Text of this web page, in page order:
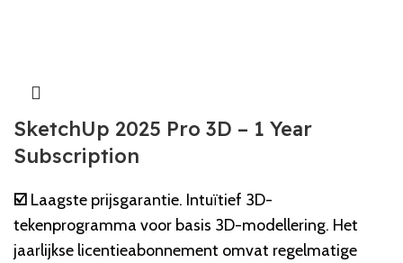
SketchUp 2025 Pro 3D – 1 Year
Subscription
☑️ Laagste prijsgarantie. Intuïtief 3D-
tekenprogramma voor basis 3D-modellering. Het
jaarlijkse licentieabonnement omvat regelmatige